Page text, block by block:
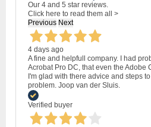
Our 4 and 5 star reviews.
Click here to read them all >
Previous Next
4 days ago
A fine and helpfull company. I had
Acrobat Pro DC, that even the Adobe
I'm glad with there advice and steps
problem. Joop van der Sluis.
Verified buyer